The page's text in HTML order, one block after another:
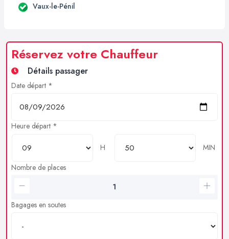
Vaux-le-Pénil
Réservez votre Chauffeur
Détails passager
Date départ *
Heure départ *
H
MIN
Nombre de places
Bagages en soutes